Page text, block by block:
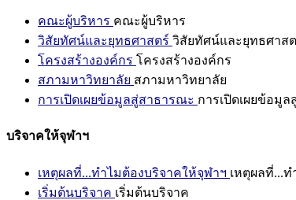
คณะผู้บริหาร คณะผู้บริหาร
วิสัยทัศน์และยุทธศาสตร์ วิสัยทัศน์และยุทธศาส
โครงสร้างองค์กร โครงสร้างองค์กร
สภามหาวิทยาลัย สภามหาวิทยาลัย
การเปิดเผยข้อมูลสู่สาธารณะ การเปิดเผยข้อมู
บริจาคให้จุฬาฯ
เหตุผลที่...ทำไมต้องบริจาคให้จุฬาฯ เหตุผลที่...
เริ่มต้นบริจาค เริ่มต้นบริจาค